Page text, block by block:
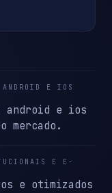
E IOS
android e ios
mercado.
E E-
e otimizados